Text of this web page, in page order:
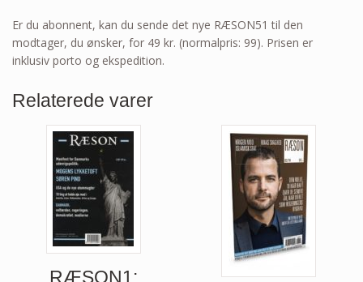
Er du abonnent, kan du sende det nye RÆSON51 til den
modtager, du ønsker, for 49 kr. (normalpris: 99). Prisen er
inklusiv porto og ekspedition.
Relaterede varer
RÆSON1: